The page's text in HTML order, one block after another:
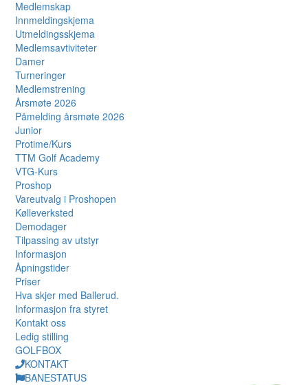
Medlemskap
Innmeldingskjema
Utmeldingsskjema
Medlemsavtiviteter
Damer
Turneringer
Medlemstrening
Årsmøte 2026
Påmelding årsmøte 2026
Junior
Protime/Kurs
TTM Golf Academy
VTG-Kurs
Proshop
Vareutvalg i Proshopen
Kølleverksted
Demodager
Tilpassing av utstyr
Informasjon
Åpningstider
Priser
Hva skjer med Ballerud.
Informasjon fra styret
Kontakt oss
Ledig stilling
GOLFBOX
KONTAKT
BANESTATUS